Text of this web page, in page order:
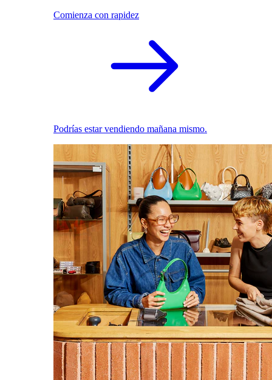
Comienza con rapidez
Podrías estar vendiendo mañana mismo.